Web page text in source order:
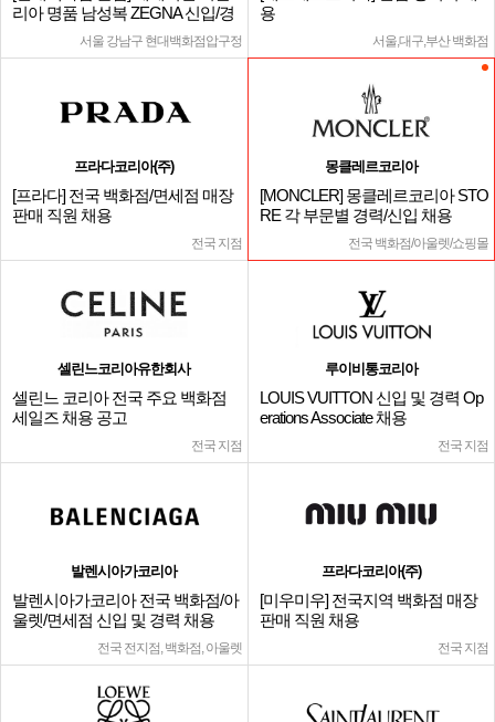
리아 명품 남성복 ZEGNA 신입/경
서울 강남구 현대백화점압구정
용
서울,대구,부산 백화점
프라다코리아(주)
[프라다] 전국 백화점/면세점 매장
판매 직원 채용
전국 지점
몽클레르코리아
[MONCLER] 몽클레르코리아 STO
RE 각 부문별 경력/신입 채용
전국 백화점/아울렛/쇼핑몰
셀린느코리아유한회사
셀린느 코리아 전국 주요 백화점
세일즈 채용 공고
전국 지점
루이비통코리아
LOUIS VUITTON 신입 및 경력 Op
erations Associate 채용
전국 지점
발렌시아가코리아
발렌시아가코리아 전국 백화점/아
울렛/면세점 신입 및 경력 채용
전국 전지점, 백화점, 아울렛
프라다코리아(주)
[미우미우] 전국지역 백화점 매장
판매 직원 채용
전국 지점